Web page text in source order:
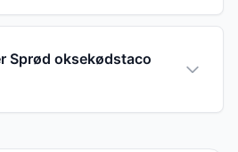
Sprød oksekødstaco